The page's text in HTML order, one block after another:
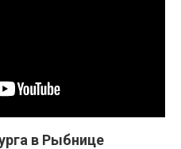
в Рыбнице